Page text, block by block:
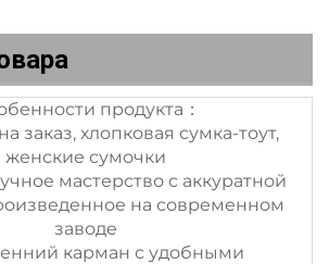
продукта：
заказ, хлопковая сумка-тоут,
женские сумочки
мастерство с аккуратной
на современном
заводе
карман с удобными